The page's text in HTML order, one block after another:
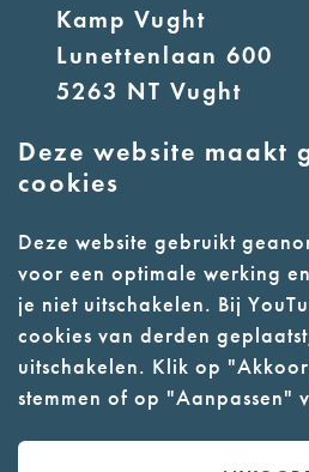
Deze website maakt
cookies
Deze website gebruikt
voor een optimale werking
je niet uitschakelen. Bij
cookies van derden
uitschakelen. Klik op
stemmen of op "Aanpassen"
Kamp Vught
Lunettenlaan 600
5263 NT Vught
E:info@nmkampvught.nl
- Parkeer in de
parkeergarage
- Alleen
toegestaan